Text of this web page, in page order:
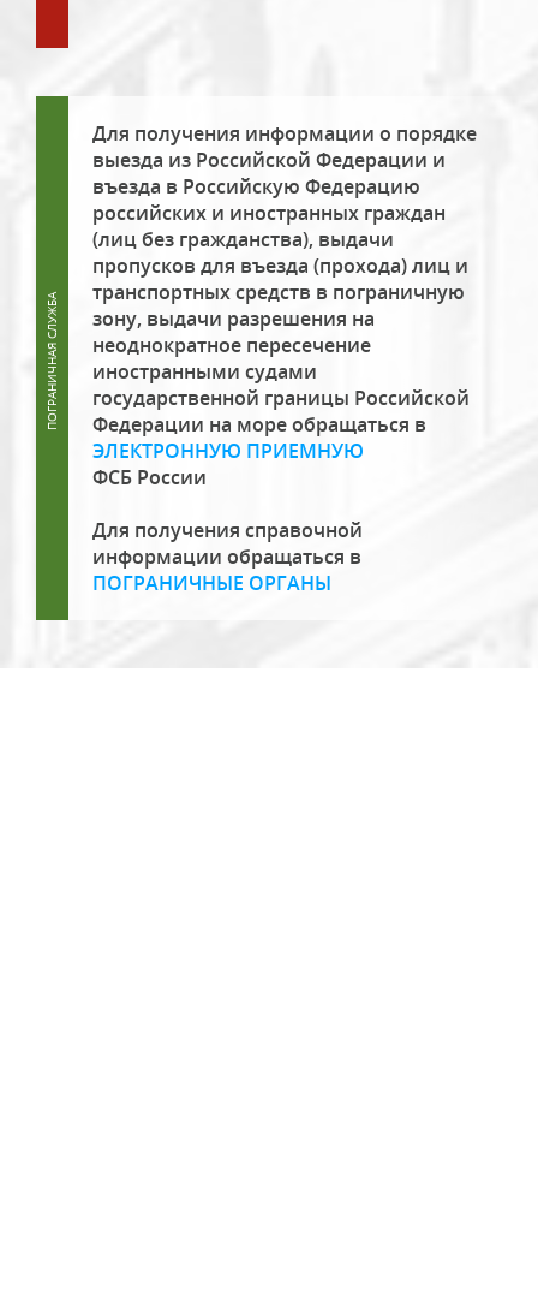
Для получения информации о порядке
выезда из Российской Федерации и
въезда в Российскую Федерацию
российских и иностранных граждан
(лиц без гражданства), выдачи
пропусков для въезда (прохода) лиц и
транспортных средств в пограничную
зону, выдачи разрешения на
неоднократное пересечение
иностранными судами
государственной границы Российской
Федерации на море обращаться в
ЭЛЕКТРОННУЮ ПРИЕМНУЮ
ФСБ России
Для получения справочной
информации обращаться в
ПОГРАНИЧНЫЕ ОРГАНЫ